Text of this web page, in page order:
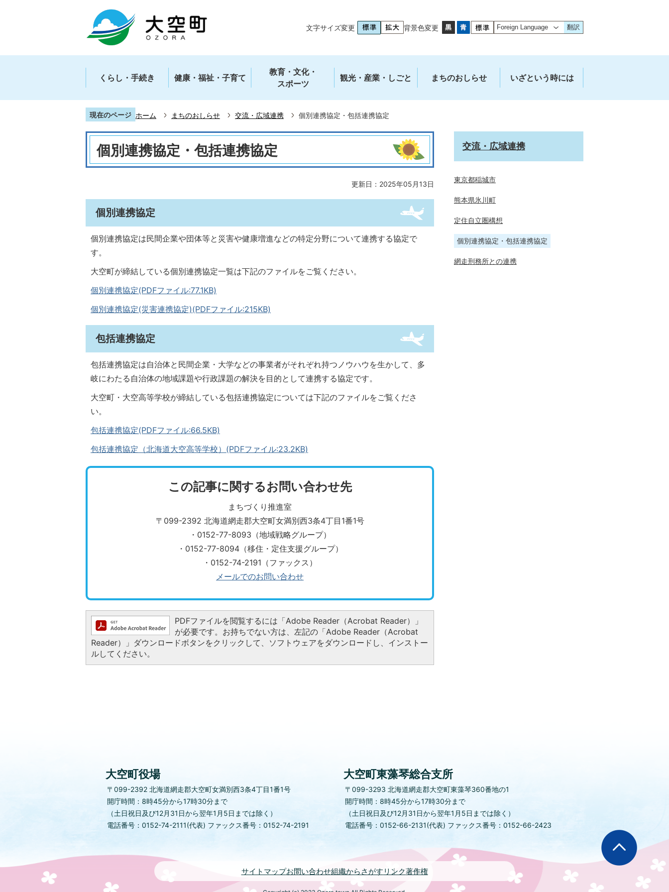
文字サイズ変更 背景色変更 翻訳
くらし・手続き 健康・福祉・子育て
教育・文化・
スポーツ
観光・産業・しごと まちのおしらせ いざという時には
現在のページ ホーム まちのおしらせ 交流・広域連携 個別連携協定・包括連携協定
個別連携協定・包括連携協定
更新日：2025年05月13日
個別連携協定
個別連携協定は民間企業や団体等と災害や健康増進などの特定分野について連携する協定で
す。
大空町が締結している個別連携協定一覧は下記のファイルをご覧ください。
個別連携協定(PDFファイル:77.1KB)
個別連携協定(災害連携協定)(PDFファイル:215KB)
包括連携協定
包括連携協定は自治体と民間企業・大学などの事業者がそれぞれ持つノウハウを生かして、多
岐にわたる自治体の地域課題や行政課題の解決を目的として連携する協定です。
大空町・大空高等学校が締結している包括連携協定については下記のファイルをご覧くださ
い。
包括連携協定(PDFファイル:66.5KB)
包括連携協定（北海道大空高等学校）(PDFファイル:23.2KB)
この記事に関するお問い合わせ先
まちづくり推進室
〒099-2392 北海道網走郡大空町女満別西3条4丁目1番1号
・0152-77-8093（地域戦略グループ）
・0152-77-8094（移住・定住支援グループ）
・0152-74-2191（ファックス）
メールでのお問い合わせ
PDFファイルを閲覧するには「Adobe Reader（Acrobat Reader）」
が必要です。お持ちでない方は、左記の「Adobe Reader（Acrobat
Reader）」ダウンロードボタンをクリックして、ソフトウェアをダウンロードし、インストー
ルしてください。
交流・広域連携
東京都稲城市
熊本県氷川町
定住自立圏構想
個別連携協定・包括連携協定
網走刑務所との連携
大空町役場
〒099-2392 北海道網走郡大空町女満別西3条4丁目1番1号
開庁時間：8時45分から17時30分まで
（土日祝日及び12月31日から翌年1月5日までは除く）
電話番号：0152-74-2111(代表) ファックス番号：0152-74-2191
大空町東藻琴総合支所
〒099-3293北海道網走郡大空町東藻琴360番地の1
開庁時間：8時45分から17時30分まで
（土日祝日及び12月31日から翌年1月5日までは除く）
電話番号：0152-66-2131(代表) ファックス番号：0152-66-2423
サイトマップお問い合わせ組織からさがす リンク著作権